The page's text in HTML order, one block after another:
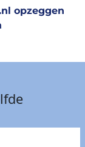
opzeggen